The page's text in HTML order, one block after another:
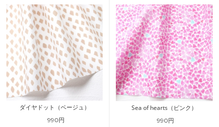
ダイヤドット（ベージュ）
990円
Sea of hearts（ピンク）
990円